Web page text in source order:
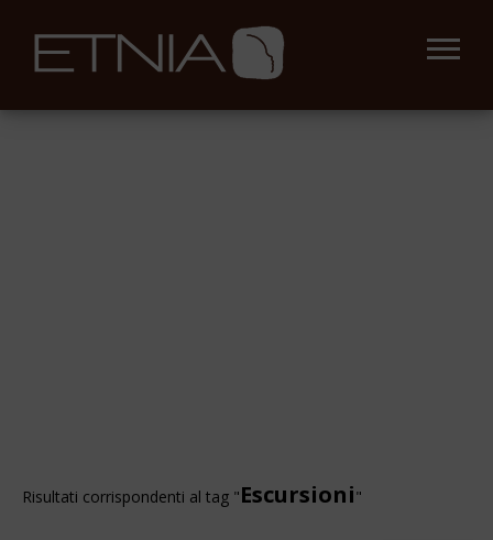
Risultati corrispondenti al tag "Escursioni"